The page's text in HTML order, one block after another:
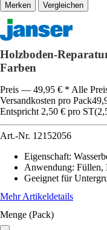
Vergleichen
Holzboden-
Farben
Preis — 49,95 € * Alle
Versandkosten pro Pack
Entspricht 2,50 € pro ST(
Art.-Nr. 12152056
Eigenschaft:
Anwendung: Füllen,
Geeignet für
Mehr Artikeldetails
Menge (Pack)